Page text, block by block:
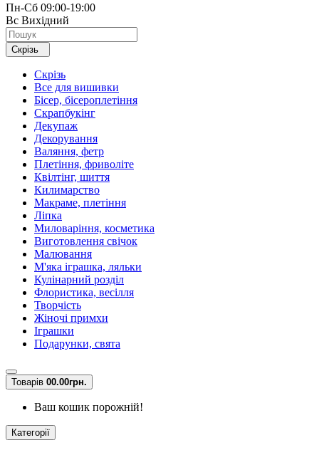
Пн-Сб 09:00-19:00
Вс Вихідний
Скрізь
Скрізь
Все для вишивки
Бісер, бісероплетіння
Скрапбукінг
Декупаж
Декорування
Валяння, фетр
Плетіння, фриволіте
Квілтінг, шиття
Килимарство
Макраме, плетіння
Ліпка
Миловаріння, косметика
Виготовлення свічок
Малювання
М'яка іграшка, ляльки
Кулінарний розділ
Флористика, весілля
Творчість
Жіночі примхи
Іграшки
Подарунки, свята
Товарів 00.00грн.
Ваш кошик порожній!
Категорії